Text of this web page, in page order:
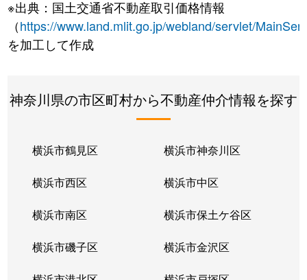
※出典：国土交通省不動産取引価格情報
（https://www.land.mlit.go.jp/webland/servlet/
を加工して作成
神奈川県の市区町村から不動産仲介情報を探す
横浜市鶴見区 横浜市神奈川区
横浜市西区 横浜市中区
横浜市南区 横浜市保土ケ谷区
横浜市磯子区 横浜市金沢区